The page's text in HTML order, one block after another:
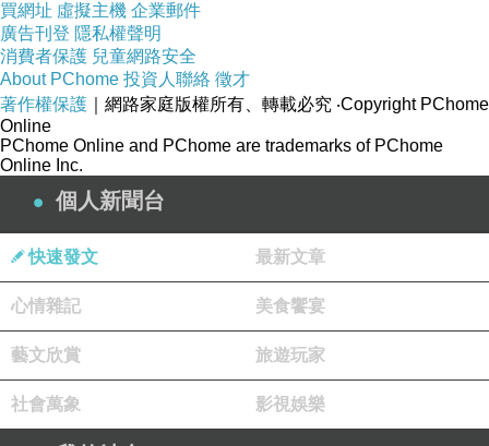
國際中心／綜合報導
美國候任總統川普（Donald Trump）預計20日
在華盛頓正式上任，但民調卻創下40年來新低。
警方預估，齊聚現場的支持和反對群眾總計將多
達90萬人，目前已備妥2萬8千名安全人員和各項
設施，若場面失控，很可能會進行大規模逮捕，
以維持現場秩序。
綜合外媒報導，華府市中心週圍8平方公里已佈
置長達數公里的圍籬、路障、街道柵欄、裝滿砂
石的卡車等障礙，成為「安全封鎖區」；因為目
買網址 虛擬主機 企業郵件
廣告刊登 隱私權聲明
消費者保護 兒童網路安全
About PChome 投資人聯絡 徵才
著作權保護 ｜網路家庭版權所有、轉載必究 ‧Copyright PChome
Online
PChome Online and PChome are trademarks of PChome
Online Inc.
個人新聞台
快速發文 最新文章
心情雜記 美食饗宴
藝文欣賞 旅遊玩家
社會萬象 影視娛樂